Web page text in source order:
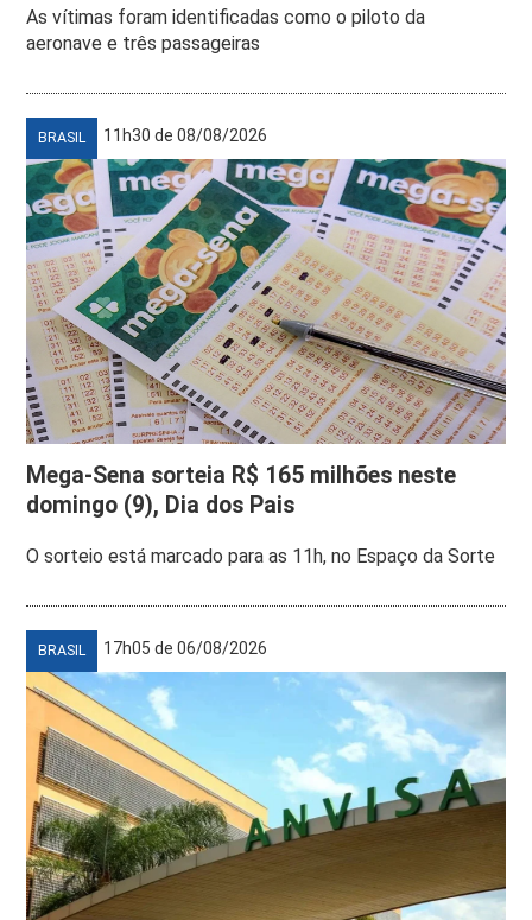
As vítimas foram identificadas como o piloto da
aeronave e três passageiras
BRASIL 11h30 de 08/08/2026
Mega-Sena sorteia R$ 165 milhões neste
domingo (9), Dia dos Pais
O sorteio está marcado para as 11h, no Espaço da Sorte
BRASIL 17h05 de 06/08/2026